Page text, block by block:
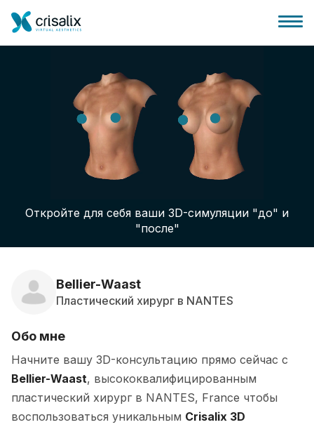
Главная хирурга
Бизнес Платформа
Планы
Откройте для себя ваши 3D-симуляции "до" и
"после"
Bellier-Waast
Пластический хирург в NANTES
Обо мне
Начните вашу 3D-консультацию прямо сейчас с
Bellier-Waast, высококвалифицированным
пластический хирург в NANTES, France чтобы
воспользоваться уникальным Crisalix 3D